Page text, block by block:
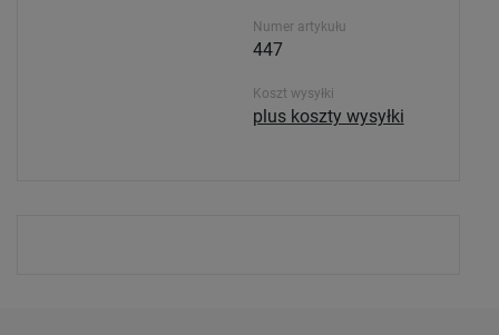
Numer artykułu
447
Koszt wysyłki
plus koszty wysyłki